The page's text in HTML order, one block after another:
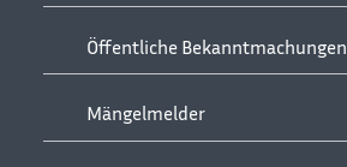
Öffentliche Bekanntmachungen
Mängelmelder